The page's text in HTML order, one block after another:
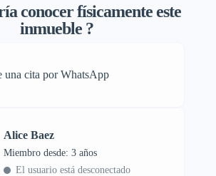
conocer físicamente este
inmueble ?
una cita por WhatsApp
Alice Baez
Miembro desde: 3 años
El usuario está desconectado